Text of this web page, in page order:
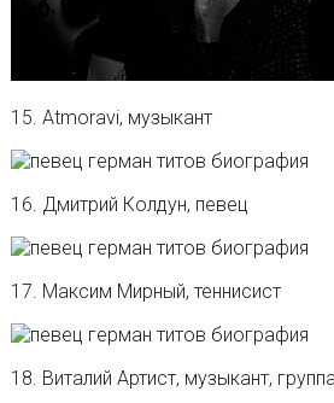
15. Atmoravi, музыкант
16. Дмитрий Колдун, певец
17. Максим Мирный, теннисист
18. Виталий Артист, музыкант,